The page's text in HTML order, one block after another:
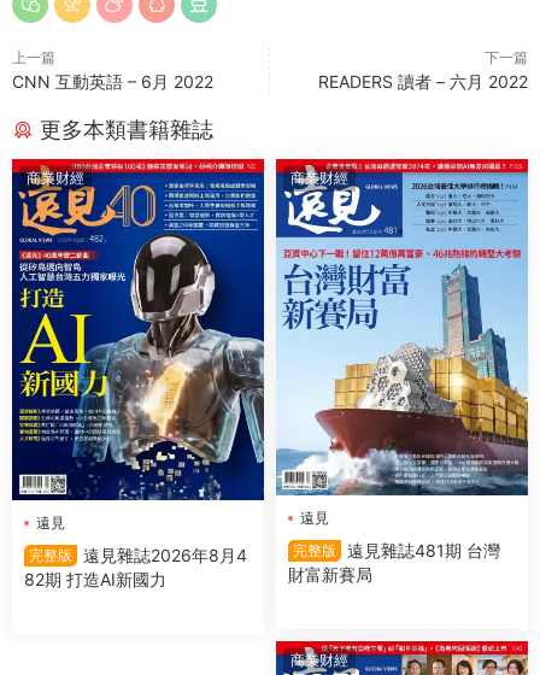
上一篇
CNN 互動英語 – 6月 2022
下一篇
READERS 讀者 – 六月 2022
更多本類書籍雜誌
商業财經
遠見
完整版
遠見雜誌2026年8月4
82期 打造AI新國力
商業财經
遠見
完整版
遠見雜誌481期 台灣
財富新賽局
商業财經